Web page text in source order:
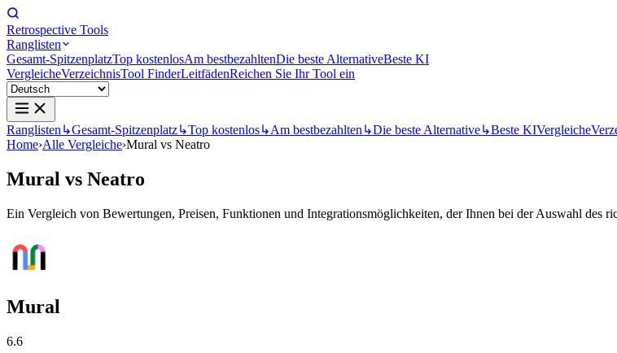
Retrospective Tools
Ranglisten
Gesamt-SpitzenplatzTop kostenlosAm bestbezahltenDie beste AlternativeBeste KI
VergleicheVerzeichnisTool FinderLeitfädenReichen Sie Ihr Tool ein
Ranglisten ↳Gesamt-Spitzenplatz↳Top kostenlos↳Am bestbezahlten ↳Die beste Alternative↳Beste KIVergleiche
Home›Alle Vergleiche›Mural vs Neatro
Mural vs Neatro
Ein Vergleich von Bewertungen, Preisen, Funktionen und Integrationsmöglichkeiten, der Ihnen bei der Auswahl des
Mural
6.6